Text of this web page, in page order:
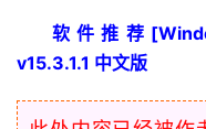
软件推荐
v15.3.1.1 中文版